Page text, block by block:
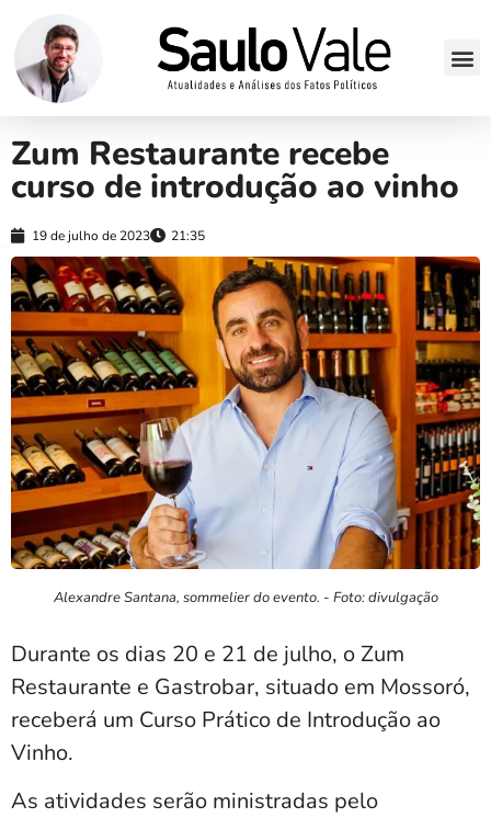
Zum Restaurante recebe
curso de introdução ao vinho
19 de julho de 2023 21:35
Alexandre Santana, sommelier do evento. - Foto: divulgação
Durante os dias 20 e 21 de julho, o Zum
Restaurante e Gastrobar, situado em Mossoró,
receberá um Curso Prático de Introdução ao
Vinho.
As atividades serão ministradas pelo